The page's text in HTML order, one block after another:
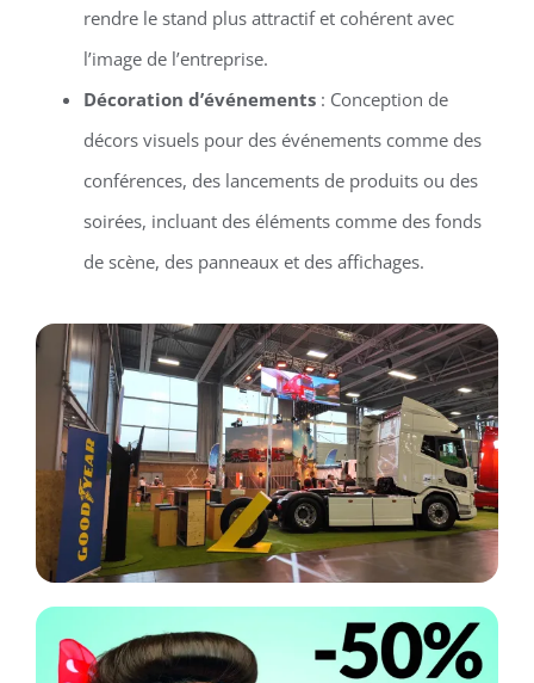
rendre le stand plus attractif et cohérent avec
l’image de l’entreprise.
Décoration d’événements: Conception de
décors visuels pour des événements comme des
conférences, des lancements de produits ou des
soirées, incluant des éléments comme des fonds
de scène, des panneaux et des affichages.